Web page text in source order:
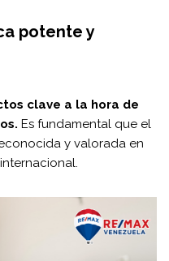
potente y
clave a la hora de
Es fundamental que el
y valorada en